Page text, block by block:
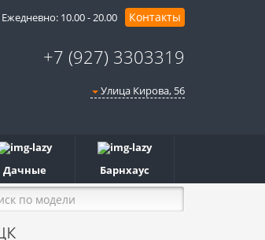
Ежедневно: 10.00 - 20.00 Контакты
+7 (927) 3303319
Улица Кирова, 56
Дачные Барнхаус